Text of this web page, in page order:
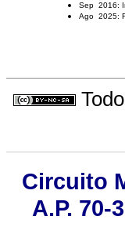
Sep 2016:
Ago 2025:
Circuito
A.P. 70-